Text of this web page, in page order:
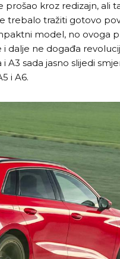
kroz redizajn, ali
trebalo tražiti gotovo
model, no ovoga
dalje ne događa
sada jasno slijedi
i A6.